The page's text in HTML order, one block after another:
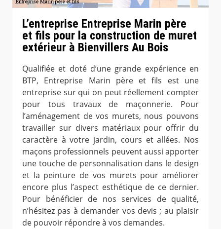
L’entreprise Entreprise Marin père
et fils pour la construction de muret
extérieur à Bienvillers Au Bois
Qualifiée et doté d’une grande expérience en
BTP, Entreprise Marin père et fils est une
entreprise sur qui on peut réellement compter
pour tous travaux de maçonnerie. Pour
l’aménagement de vos murets, nous pouvons
travailler sur divers matériaux pour offrir du
caractère à votre jardin, cours et allées. Nos
maçons professionnels peuvent aussi apporter
une touche de personnalisation dans le design
et la peinture de vos murets pour améliorer
encore plus l’aspect esthétique de ce dernier.
Pour bénéficier de nos services de qualité,
n’hésitez pas à demander vos devis ; au plaisir
de pouvoir répondre à vos demandes.